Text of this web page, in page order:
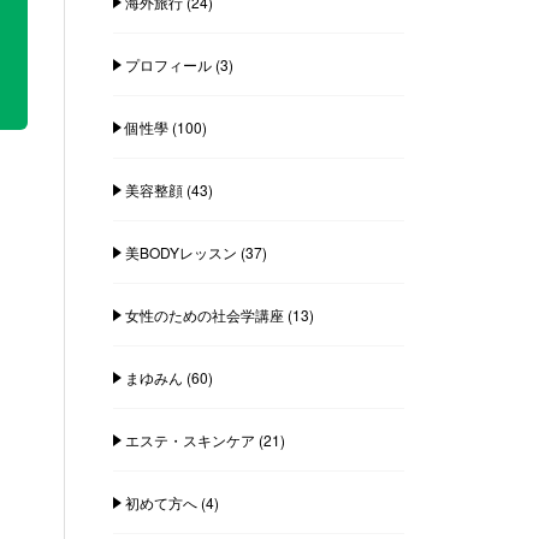
プロフィール(3)
個性學(100)
美容整顔(43)
美BODYレッスン (37)
女性のための社会学講座(13)
まゆみん (60)
エステ・スキンケア (21)
初めて方へ(4)